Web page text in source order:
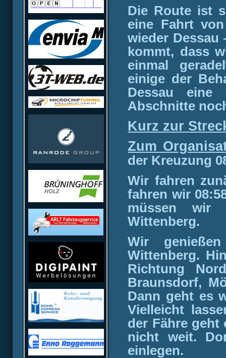
Die Route ist
eine Fahrt
wieder Dessau
kommt, dass
einmal
einige der
Dessau
Abschnitte
Kurz zur
Zum
der Kreuzung
Wir fahren
fahren wir
müssen wir
Wittenberg.
Wir
Wittenberg.
Richtung
Braunsdorf,
Dann geht es
Vielleicht
der Fähre geht
nicht weit.
einlegen.